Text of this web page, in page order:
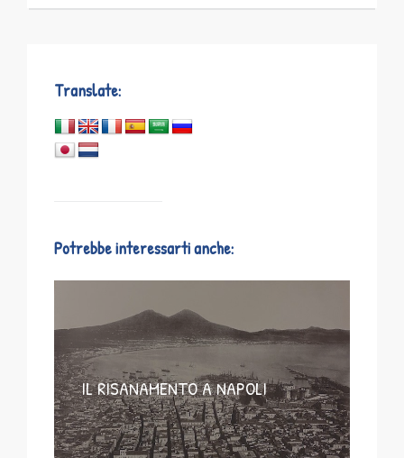
Translate:
Potrebbe interessarti anche:
IL RISANAMENTO A NAPOLI